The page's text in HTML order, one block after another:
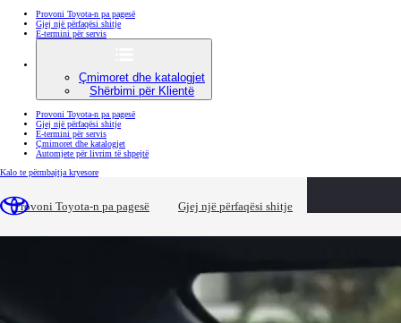
Provoni Toyota-n pa pagesë
Gjej një përfaqësi shitje
E-termini për servis
Çmimoret dhe katalogjet
Shërbimi për Klientë
Provoni Toyota-n pa pagesë
Gjej një përfaqësi shitje
E-termini për servis
Çmimoret dhe katalogjet
Automjete për livrim të shpejtë
Kalo te përmbajtja kryesore(Press Enter)
Provoni Toyota-n pa pagesë Gjej një përfaqësi shitje